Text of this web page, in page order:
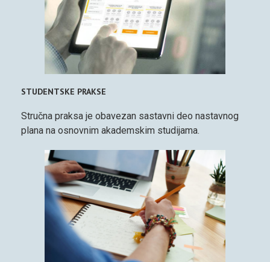
STUDENTSKE PRAKSE
Stručna praksa je obavezan sastavni deo nastavnog
plana na osnovnim akademskim studijama.